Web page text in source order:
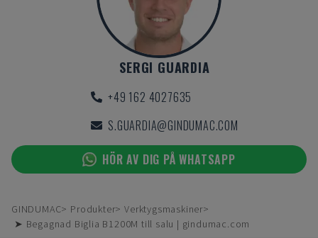
SERGI GUARDIA
+49 162 4027635
S.GUARDIA@GINDUMAC.COM
HÖR AV DIG PÅ WHATSAPP
GINDUMAC Produkter
Verktygsmaskiner
➤ Begagnad Biglia B1200M till salu | gindumac.com